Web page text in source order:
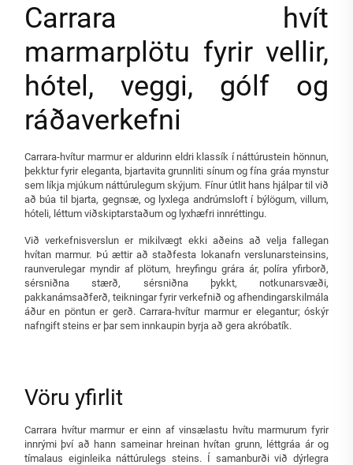
Carrara hvít
marmarplötu fyrir vellir,
hótel, veggi, gólf og
ráðaverkefni
Carrara-hvítur marmur er aldurinn eldri klassík í náttúrustein hönnun,
þekktur fyrir eleganta, bjartavita grunnliti sínum og fína gráa mynstur
sem líkja mjúkum náttúrulegum skýjum. Fínur útlit hans hjálpar til við
að búa til bjarta, gegnsæ, og lyxlega andrúmsloft í býlögum, villum,
hóteli, léttum viðskiptarstaðum og lyxhæfri innréttingu.
Við verkefnisverslun er mikilvægt ekki aðeins að velja fallegan
hvítan marmur. Þú ættir að staðfesta lokanafn verslunarsteinsins,
raunverulegar myndir af plötum, hreyfingu grára ár, políra yfirborð,
sérsniðna stærð, sérsniðna þykkt, notkunarsvæði,
pakkanámsaðferð, teikningar fyrir verkefnið og afhendingarskilmála
áður en pöntun er gerð. Carrara-hvítur marmur er elegantur; óskýr
nafngift steins er þar sem innkaupin byrja að gera akróbatík.
Vöru yfirlit
Carrara hvítur marmur er einn af vinsælastu hvítu marmurum fyrir
innrými því að hann sameinar hreinan hvítan grunn, léttgráa ár og
tímalaus eiginleika náttúrulegs steins. Í samanburði við dýrlegra